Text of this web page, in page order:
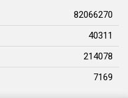
82066270
40311
214078
7169